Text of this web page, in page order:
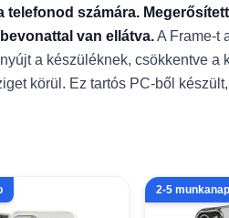
számára.
van ellátva.A Frame-t
a készüléknek, csökkentve
körül. Ez tartós PC-ből
2-5 munkanap